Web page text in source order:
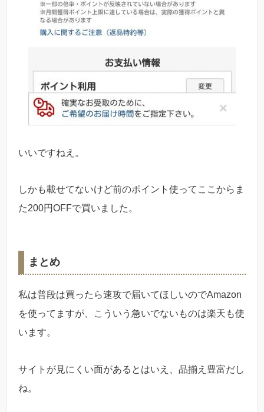
いいですねえ。
しかも載せてないけど前のポイント使ってここからま
た200円OFFで買いました。
まとめ
私は普段は買ったら速攻で届いてほしいのでAmazon
を使ってますが、こういう急いでないものは楽天も使
います。
サイトが見にくい面があるとはいえ、品揃え豊富だし
ね。